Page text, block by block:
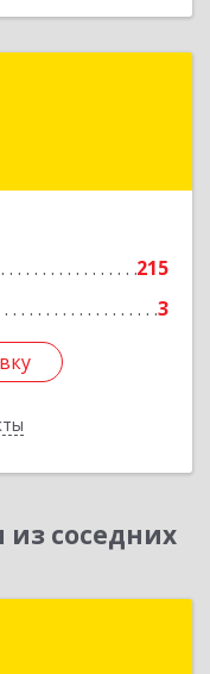
215
3
народов,
соседних